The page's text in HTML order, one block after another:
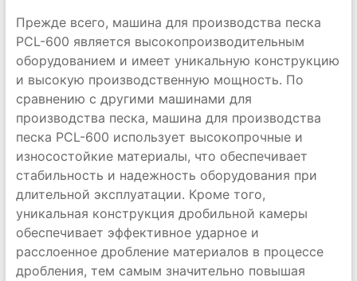
Прежде всего, машина для производства песка
PCL-600 является высокопроизводительным
оборудованием и имеет уникальную конструкцию
и высокую производственную мощность. По
сравнению с другими машинами для
производства песка, машина для производства
песка PCL-600 использует высокопрочные и
износостойкие материалы, что обеспечивает
стабильность и надежность оборудования при
длительной эксплуатации. Кроме того,
уникальная конструкция дробильной камеры
обеспечивает эффективное ударное и
расслоенное дробление материалов в процессе
дробления, тем самым значительно повышая